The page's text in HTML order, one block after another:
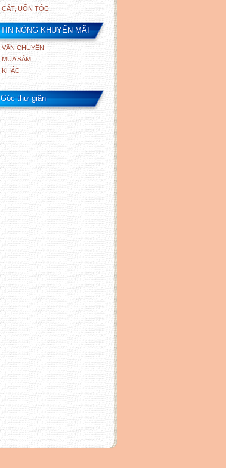
CẮT, UỐN TÓC
TIN NÓNG KHUYẾN MÃI
VẬN CHUYỂN
MUA SẮM
KHÁC
Góc thư giãn